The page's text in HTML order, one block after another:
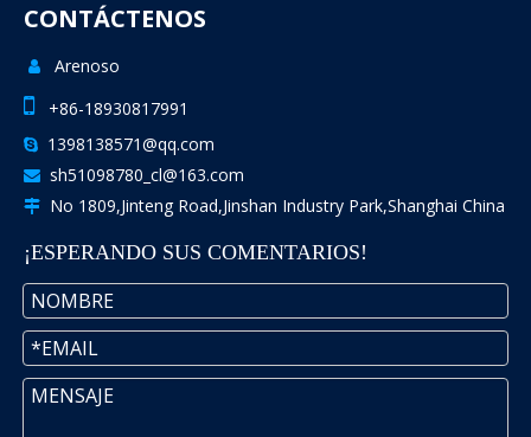
CONTÁCTENOS
 Arenoso
 +86-18930817991
 1398138571@qq.com
 sh51098780_cl@163.com
 No 1809,Jinteng Road,Jinshan Industry Park,Shanghai China
¡ESPERANDO SUS COMENTARIOS!